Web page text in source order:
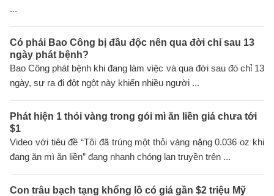
...
Có phải Bao Công bị đầu độc nên qua đời chỉ sau 13
ngày phát bệnh?
Bao Công phát bệnh khi đang làm việc và qua đời sau đó chỉ 13
ngày, sự ra đi đột ngột này khiến nhiều người ...
Phát hiện 1 thỏi vàng trong gói mì ăn liền giá chưa tới
$1
Video với tiêu đề “Tôi đã trúng một thỏi vàng nặng 0.036 oz khi
đang ăn mì ăn liền” đang nhanh chóng lan truyền trên ...
Con trâu bạch tạng khổng lồ có giá gần $2 triệu Mỹ